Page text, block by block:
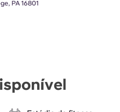
PA 16801